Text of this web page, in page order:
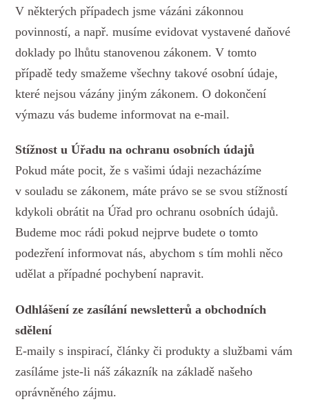
V některých případech jsme vázáni zákonnou
povinností, a např. musíme evidovat vystavené daňové
doklady po lhůtu stanovenou zákonem. V tomto
případě tedy smažeme všechny takové osobní údaje,
které nejsou vázány jiným zákonem. O dokončení
výmazu vás budeme informovat na e-mail.
Stížnost u Úřadu na ochranu osobních údajů
Pokud máte pocit, že s vašimi údaji nezacházíme
v souladu se zákonem, máte právo se se svou stížností
kdykoli obrátit na Úřad pro ochranu osobních údajů.
Budeme moc rádi pokud nejprve budete o tomto
podezření informovat nás, abychom s tím mohli něco
udělat a případné pochybení napravit.
Odhlášení ze zasílání newsletterů a obchodních
sdělení
E-maily s inspirací, články či produkty a službami vám
zasíláme jste-li náš zákazník na základě našeho
oprávněného zájmu.